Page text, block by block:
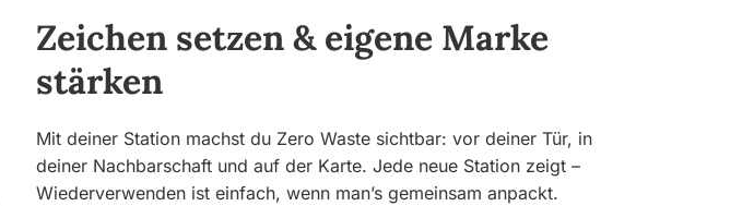
Zeichen setzen & eigene Marke
stärken
Mit deiner Station machst du Zero Waste sichtbar: vor deiner Tür, in
deiner Nachbarschaft und auf der Karte. Jede neue Station zeigt –
Wiederverwenden ist einfach, wenn man’s gemeinsam anpackt.